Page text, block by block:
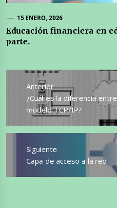
15 ENERO, 2026
Educación financiera en
parte.
Navegación
de
entradas
Anterior
Entrada
anterior:
¿Cuál es la diferencia
modelo TCP/IP?
Siguiente
Entrada
Capa de acceso a la red